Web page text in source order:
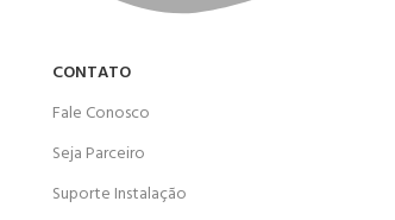
CONTATO
Fale Conosco
Seja Parceiro
Suporte Instalação